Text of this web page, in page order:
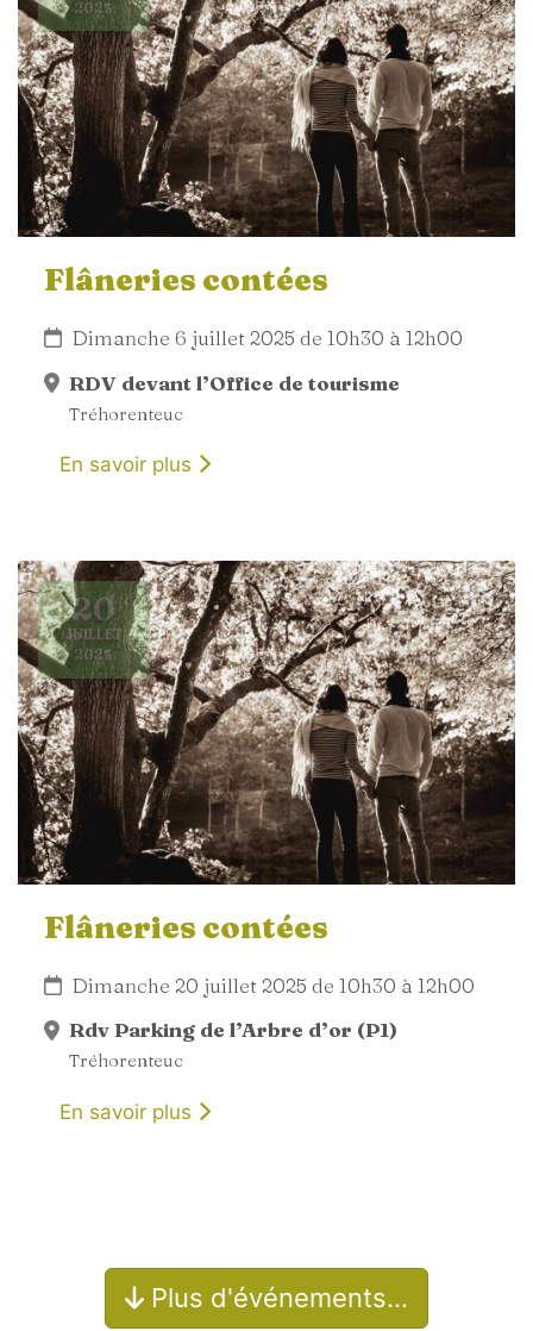
2025
Flâneries contées
Dimanche 6 juillet 2025 de 10h30 à 12h00
RDV devant l’Office de tourisme
Tréhorenteuc
En savoir plus
20
JUILLET
2025
Flâneries contées
Dimanche 20 juillet 2025 de 10h30 à 12h00
Rdv Parking de l’Arbre d’or (P1)
Tréhorenteuc
En savoir plus
Plus d'événements…